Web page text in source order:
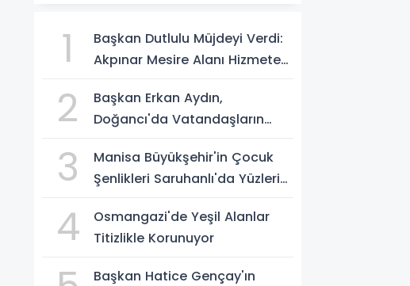
1
Başkan Dutlulu Müjdeyi Verdi:
Akpınar Mesire Alanı Hizmete
2
Başkan Erkan Aydın,
Doğancı'da Vatandaşların
3
Manisa Büyükşehir'in Çocuk
Şenlikleri Saruhanlı'da Yüzleri
4
Osmangazi'de Yeşil Alanlar
Titizlikle Korunuyor
Başkan Hatice Gençay'ın